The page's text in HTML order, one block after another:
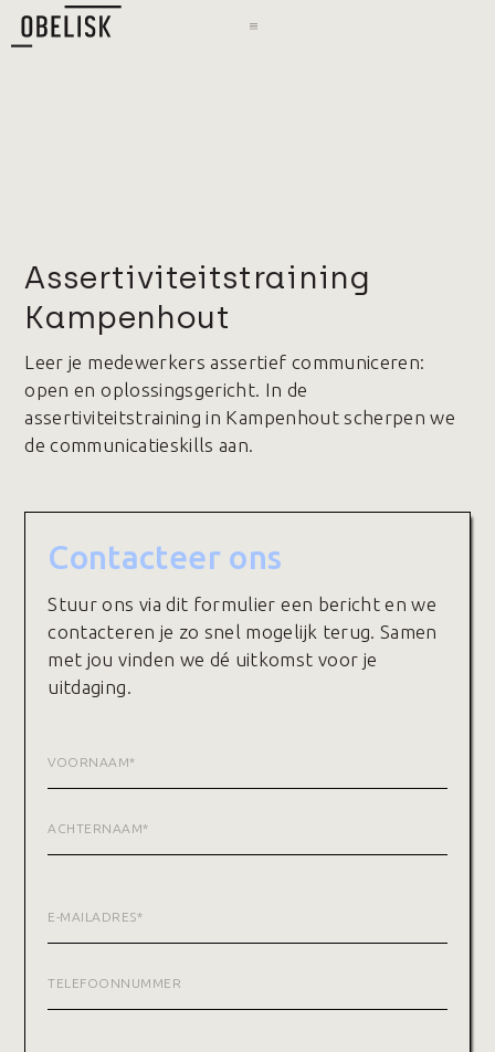
Assertiviteitstraining
Kampenhout
Leer je medewerkers assertief communiceren:
open en oplossingsgericht. In de
assertiviteitstraining in Kampenhout scherpen we
de communicatieskills aan.
Contacteer ons
Stuur ons via dit formulier een bericht en we
contacteren je zo snel mogelijk terug. Samen
met jou vinden we dé uitkomst voor je
uitdaging.